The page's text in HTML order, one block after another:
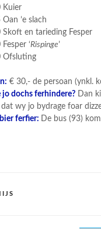
Kuier
’e slach
Skoft en tarieding Fesper
‘Rispinge’
Ofsluting
€ 30,- de persoan (ynkl.
jo dochs ferhindere? Dan
wy jo bydrage foar
ferfier: De bus (93)